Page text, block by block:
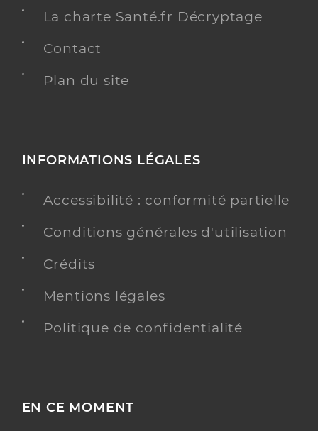
La charte Santé.fr Décryptage
Contact
Plan du site
INFORMATIONS LÉGALES
Accessibilité : conformité partielle
Conditions générales d'utilisation
Crédits
Mentions légales
Politique de confidentialité
EN CE MOMENT